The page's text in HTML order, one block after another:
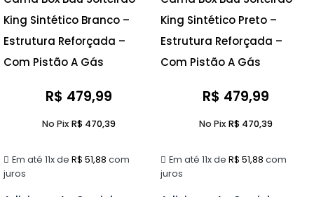
King Sintético Branco –
Estrutura Reforçada –
Com Pistão A Gás
R$ 479,99
Em até 11x de R$ 51,88 com
juros
No Pix R$470,39
King Sintético Preto –
Estrutura Reforçada –
Com Pistão A Gás
R$ 479,99
Em até 11x de R$ 51,88 com
juros
No Pix R$470,39